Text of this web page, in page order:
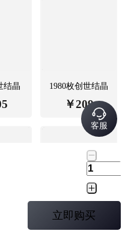
结晶 1980枚创世结晶
￥209
空月祝福
￥35
立即购买
客服